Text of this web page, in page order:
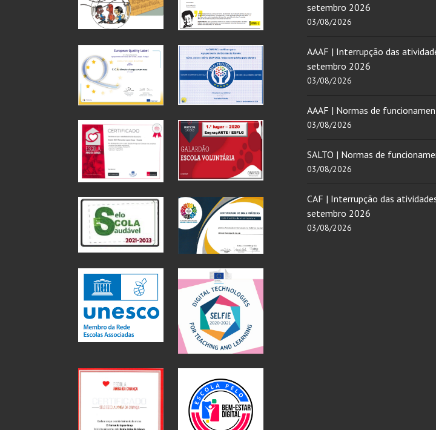
setembro 2026
03/08/2026
AAAF | Interrupção das
setembro 2026
03/08/2026
AAAF | Normas de
03/08/2026
SALTO | Normas de
03/08/2026
CAF | Interrupção das
setembro 2026
03/08/2026